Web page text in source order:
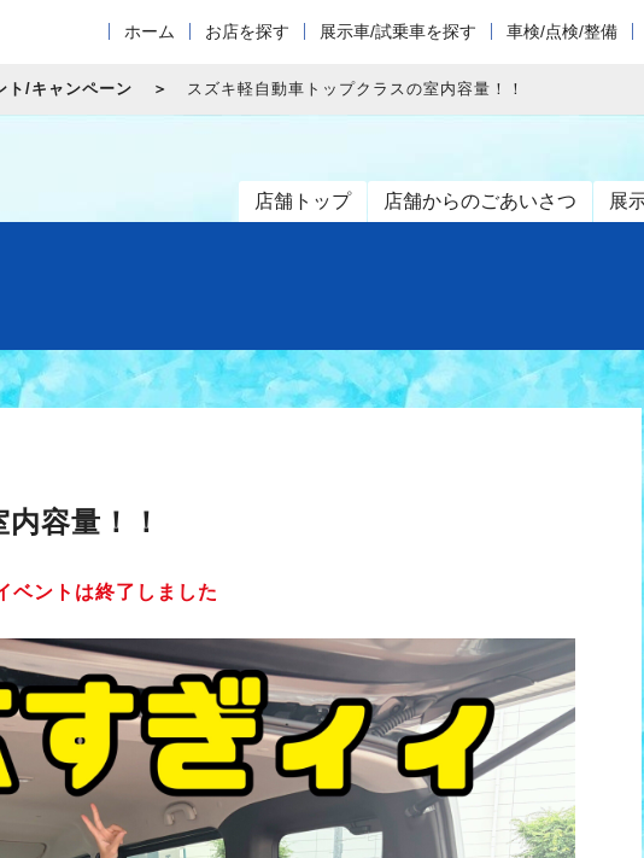
ホーム お店を探す 展示車/試乗車を探す 車検/点検/整備
ト/キャンペーン スズキ軽自動車トップクラスの室内容量！！
店舗トップ 店舗からのごあいさつ 展
容量！！
ベントは終了しました